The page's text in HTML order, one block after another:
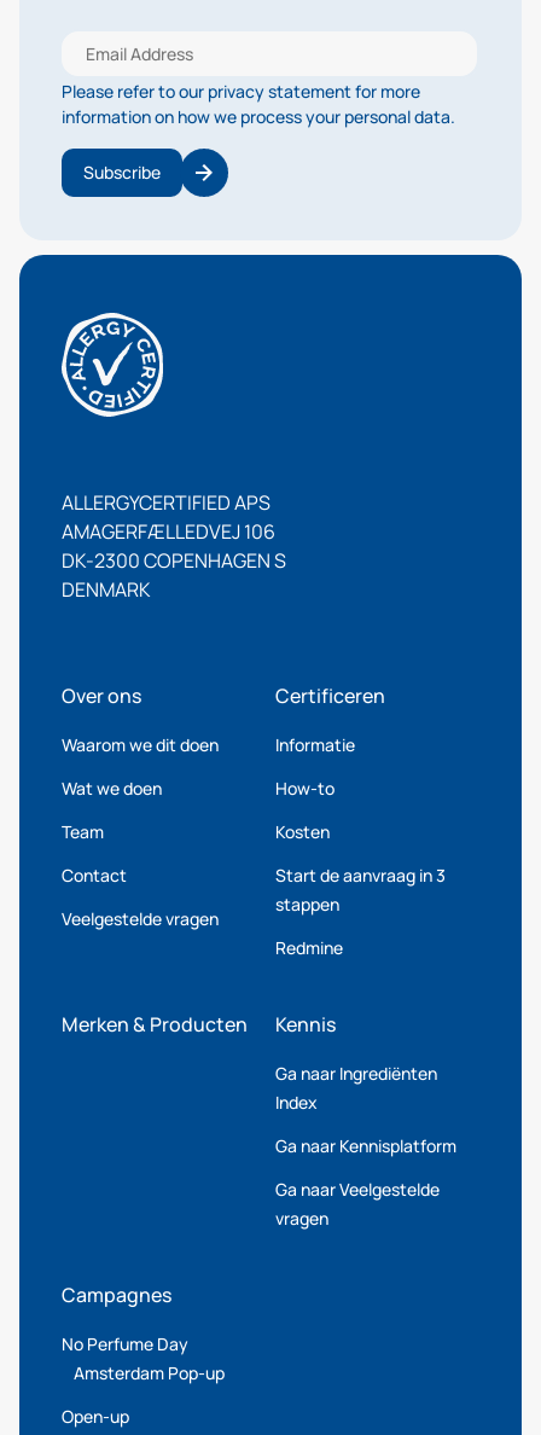
Please refer to our privacy statement for more
information on how we process your personal data.
Subscribe
ALLERGYCERTIFIED APS
AMAGERFÆLLEDVEJ 106
DK-2300 COPENHAGEN S
DENMARK
Over ons
Waarom we dit doen
Wat we doen
Team
Contact
Veelgestelde vragen
Certificeren
Informatie
How-to
Kosten
Start de aanvraag in 3
stappen
Redmine
Merken & Producten Kennis
Ga naar Ingrediënten
Index
Ga naar Kennisplatform
Ga naar Veelgestelde
vragen
Campagnes
No Perfume Day
Amsterdam Pop-up
Open-up